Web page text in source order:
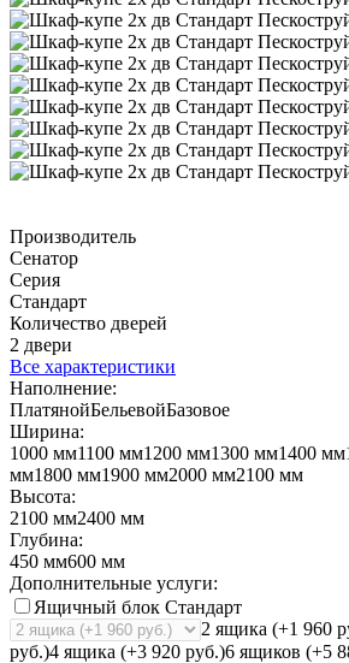
Производитель
Сенатор
Серия
Стандарт
Количество дверей
2 двери
Все характеристики
Наполнение:
ПлатянойБельевойБазовое
Ширина:
1000 мм1100 мм1200 мм1300 мм1400 мм
мм1800 мм1900 мм2000 мм2100 мм
Высота:
2100 мм2400 мм
Глубина:
450 мм600 мм
Дополнительные услуги:
Ящичный блок Стандарт
2 ящика (+1 960
руб.)4 ящика (+3 920 руб.)6 ящиков (+5